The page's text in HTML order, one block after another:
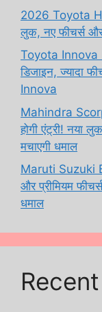
2026 Toyota
लुक, नए फीचर्स
Toyota
डिजाइन, ज्यादा
Innova
Mahindra
होगी एंट्री! नया
मचाएगी धमाल
Maruti Suzuki
और प्रीमियम
धमाल